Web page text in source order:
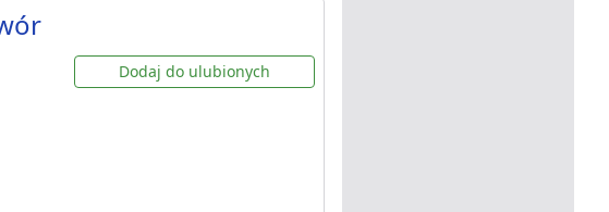
Dodaj do ulubionych